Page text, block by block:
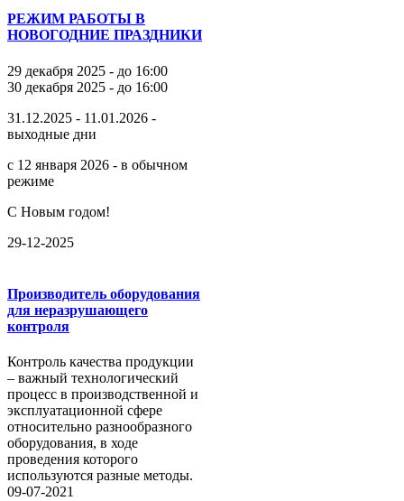
РЕЖИМ РАБОТЫ В
НОВОГОДНИЕ ПРАЗДНИКИ
29 декабря 2025 - до 16:00
30 декабря 2025 - до 16:00
31.12.2025 - 11.01.2026 -
выходные дни
с 12 января 2026 - в обычном
режиме
С Новым годом!
29-12-2025
Производитель оборудования
для неразрушающего
контроля
Контроль качества продукции
– важный технологический
процесс в производственной и
эксплуатационной сфере
относительно разнообразного
оборудования, в ходе
проведения которого
используются разные методы.
09-07-2021